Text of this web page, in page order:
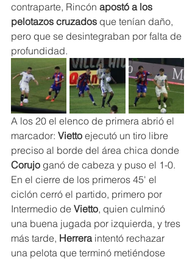
contraparte, Rincón apostó a los
pelotazos cruzados que tenían daño,
pero que se desintegraban por falta de
profundidad.
A los 20 el elenco de primera abrió el
marcador: Vietto ejecutó un tiro libre
preciso al borde del área chica donde
Corujo ganó de cabeza y puso el 1-0.
En el cierre de los primeros 45' el
ciclón cerró el partido, primero por
Intermedio de Vietto, quien culminó
una buena jugada por izquierda, y tres
más tarde, Herrera intentó rechazar
una pelota que terminó metiéndose